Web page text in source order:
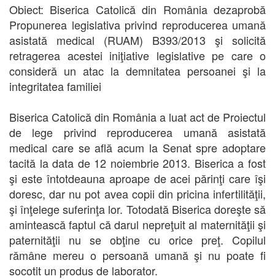
Obiect: Biserica Catolică din România dezaprobă
Propunerea legislativa privind reproducerea umană
asistată medical (RUAM) B393/2013 şi solicită
retragerea acestei iniţiative legislative pe care o
consideră un atac la demnitatea persoanei şi la
integritatea familiei
Biserica Catolică din România a luat act de Proiectul
de lege privind reproducerea umană asistată
medical care se află acum la Senat spre adoptare
tacită la data de 12 noiembrie 2013. Biserica a fost
şi este întotdeauna aproape de acei părinţi care îşi
doresc, dar nu pot avea copii din pricina infertilităţii,
şi înţelege suferinţa lor. Totodată Biserica doreşte să
amintească faptul că darul nepreţuit al maternităţii şi
paternităţii nu se obţine cu orice preţ. Copilul
rămâne mereu o persoană umană şi nu poate fi
socotit un produs de laborator.